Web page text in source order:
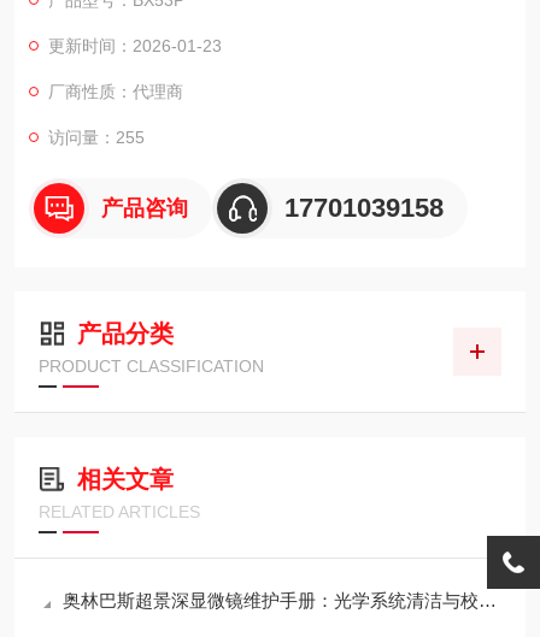
更新时间：2026-01-23
厂商性质：代理商
访问量：255
产品咨询 17701039158
产品分类
PRODUCT CLASSIFICATION
相关文章
RELATED ARTICLES
奥林巴斯超景深显微镜维护手册：光学系统清洁与校准全流程